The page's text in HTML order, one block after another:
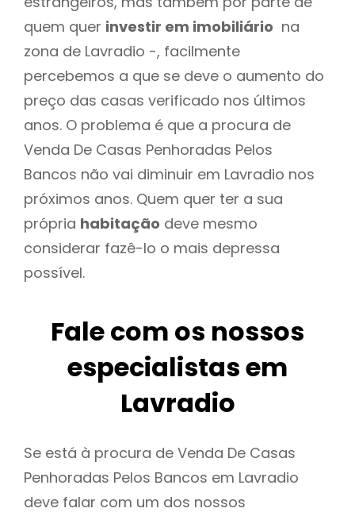
quem quer investir em imobiliário na
zona de Lavradio -, facilmente
percebemos a que se deve o aumento do
preço das casas verificado nos últimos
anos. O problema é que a procura de
Venda De Casas Penhoradas Pelos
Bancos não vai diminuir em Lavradio nos
próximos anos. Quem quer ter a sua
própria habitação deve mesmo
considerar fazê-lo o mais depressa
possível.
Fale com os nossos
especialistas em
Lavradio
Se está à procura de Venda De Casas
Penhoradas Pelos Bancos em Lavradio
deve falar com um dos nossos